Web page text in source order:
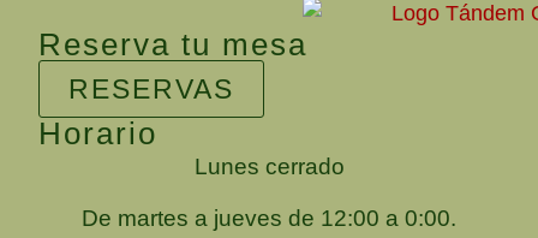
Horario
Lunes cerrado
De martes a jueves de 12:00 a 0:00.
Reserva tu mesa
RESERVAS